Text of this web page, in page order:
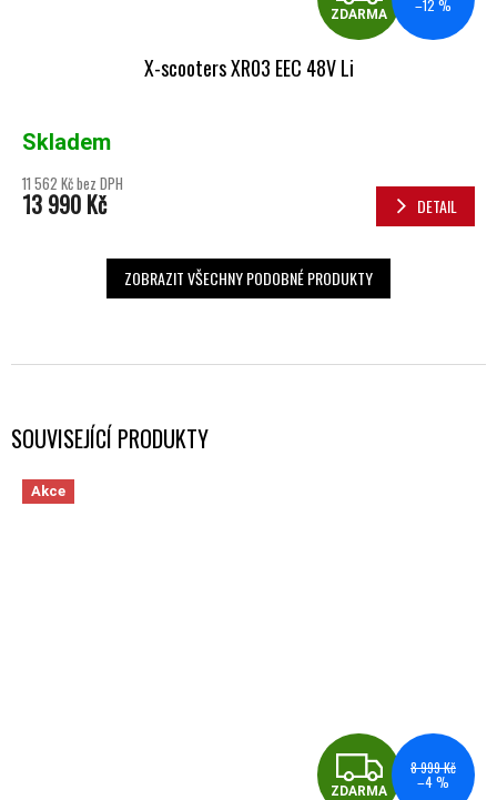
SOUVISEJÍCÍ PRODUKTY
Akce
ZDARMA
8 999 Kč
–4 %
ZDARMA –12 %
X-scooters XR03 EEC 48V Li
Skladem
11 562 Kč bez DPH
13 990 Kč DETAIL
ZOBRAZIT VŠECHNY PODOBNÉ PRODUKTY